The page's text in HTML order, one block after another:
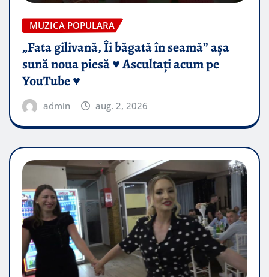
MUZICA POPULARA
„Fata gilivană, Îi băgată în seamă” așa
sună noua piesă ♥️ Ascultați acum pe
YouTube ♥️
admin aug. 2, 2026